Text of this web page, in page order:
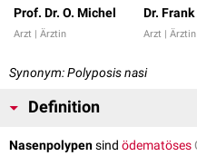
Prof. Dr. O. Michel
Arzt | Ärztin
Dr.
Arzt | Ärztin
Synonym: Polyposis nasi
Definition
Nasenpolypensind ödematöses